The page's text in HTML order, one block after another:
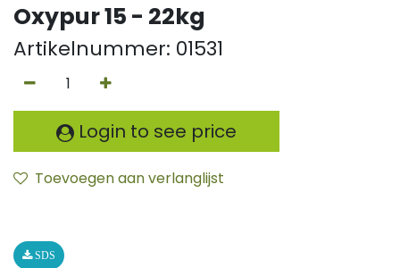
Oxypur 15 - 22kg
Artikelnummer: 01531
Login to see price
Toevoegen aan verlanglijst
SDS